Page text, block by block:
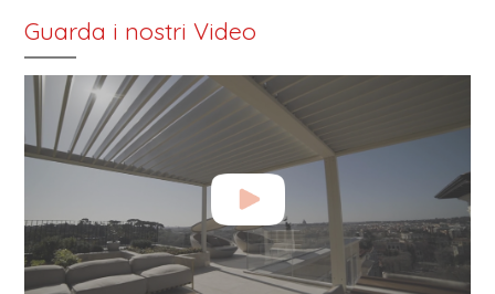
Guarda i nostri Video